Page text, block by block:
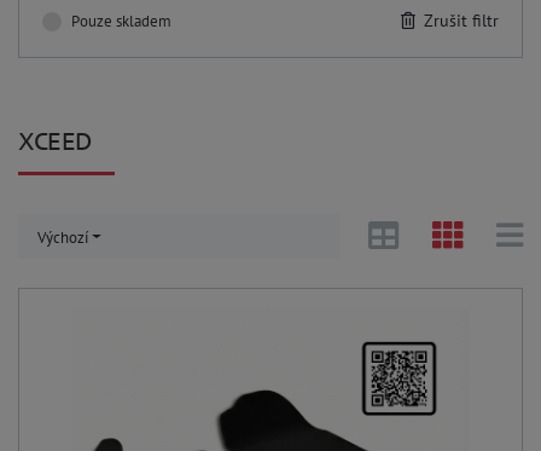
Pouze skladem
Zrušit filtr
XCEED
Výchozí